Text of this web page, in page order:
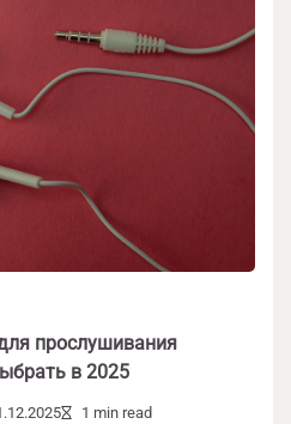
прослушивания
в 2025
1 min read
опубликован.